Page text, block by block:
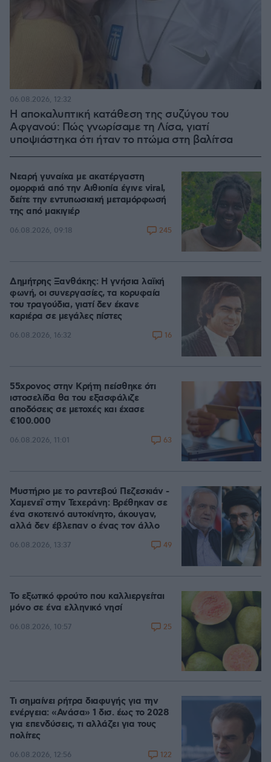
Η αποκαλυπτική κατάθεση της συζύγου του
Αφγανού: Πώς γνωρίσαμε τη Λίσα, γιατί
υποψιάστηκα ότι ήταν το πτώμα στη βαλίτσα
06.08.2026, 12:32
Νεαρή γυναίκα με ακατέργαστη
ομορφιά από την Αιθιοπία έγινε viral,
δείτε την εντυπωσιακή μεταμόρφωσή
της από μακιγιέρ
06.08.2026, 09:18 245
Δημήτρης Ξανθάκης: Η γνήσια λαϊκή
φωνή, οι συνεργασίες, τα κορυφαία
του τραγούδια, γιατί δεν έκανε
καριέρα σε μεγάλες πίστες
06.08.2026, 16:32 16
55χρονος στην Κρήτη πείσθηκε ότι
ιστοσελίδα θα του εξασφάλιζε
αποδόσεις σε μετοχές και έχασε
€100.000
06.08.2026, 11:01 63
Μυστήριο με το ραντεβού Πεζεσκιάν -
Χαμενεΐ στην Τεχεράνη: Βρέθηκαν σε
ένα σκοτεινό αυτοκίνητο, άκουγαν,
αλλά δεν έβλεπαν ο ένας τον άλλο
06.08.2026, 13:37 49
Το εξωτικό φρούτο που καλλιεργείται
μόνο σε ένα ελληνικό νησί
06.08.2026, 10:57 25
Τι σημαίνει ρήτρα διαφυγής για την
ενέργεια: «Ανάσα» 1 δισ. έως το 2028
για επενδύσεις, τι αλλάζει για τους
πολίτες
06.08.2026, 12:56 122